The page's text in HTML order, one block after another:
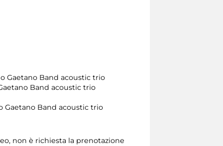
Gaetano Band acoustic trio
Band acoustic trio
Gaetano Band acoustic trio
non è richiesta la prenotazione